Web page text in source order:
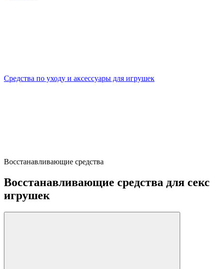
Средства по уходу и аксессуары для игрушек
Восстанавливающие средства
Восстанавливающие средства для секс
игрушек